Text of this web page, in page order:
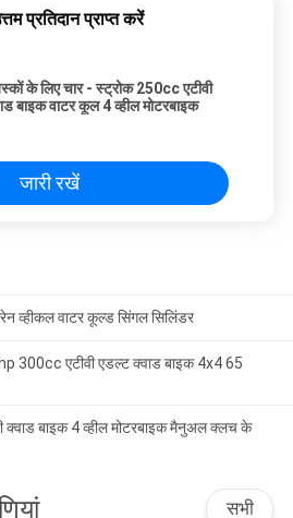
प्रतिदान प्राप्त करें
के लिए चार - स्ट्रोक 250cc एटीवी
बाइक वाटर कूल 4 व्हील मोटरबाइक
जारी रखें
व्हीकल वाटर कूल्ड सिंगल सिलिंडर
300cc एटीवी एडल्ट क्वाड बाइक 4x4 65
क्वाड बाइक 4 व्हील मोटरबाइक मैनुअल क्लच के
सभी